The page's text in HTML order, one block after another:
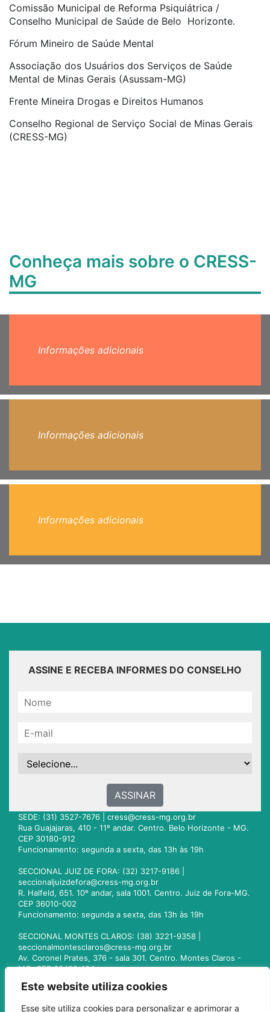
Este website utiliza cookies
Esse site utiliza cookies para personalizar e aprimorar a
Comissão Municipal de Reforma Psiquiátrica /
Conselho Municipal de Saúde de Belo Horizonte.
Fórum Mineiro de Saúde Mental
Associação dos Usuários dos Serviços de Saúde
Mental de Minas Gerais (Asussam-MG)
Frente Mineira Drogas e Direitos Humanos
Conselho Regional de Serviço Social de Minas Gerais
(CRESS-MG)
Conheça mais sobre o CRESS-
MG
Informações adicionais
Informações adicionais
Informações adicionais
ASSINE E RECEBA INFORMES DO CONSELHO
ASSINAR
SEDE: (31) 3527-7676 | cress@cress-mg.org.br
Rua Guajajaras, 410 - 11º andar. Centro. Belo Horizonte - MG.
CEP 30180-912
Funcionamento: segunda a sexta, das 13h às 19h
SECCIONAL JUIZ DE FORA: (32) 3217-9186 |
seccionaljuizdefora@cress-mg.org.br
R. Halfeld, 651. 10º andar, sala 1001. Centro. Juiz de Fora-MG.
CEP 36010-002
Funcionamento: segunda a sexta, das 13h às 19h
SECCIONAL MONTES CLAROS: (38) 3221-9358 |
seccionalmontesclaros@cress-mg.org.br
Av. Coronel Prates, 376 - sala 301. Centro. Montes Claros -
MG. CEP 39400-104